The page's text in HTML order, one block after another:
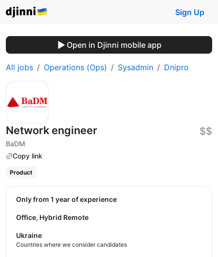
Sign Up
Open in Djinni mobile app
All jobs Operations (Ops) Sysadmin Dnipro
Network engineer
BaDM
Copy link
$$
Product
Only from 1 year of experience
Office, Hybrid Remote
Ukraine
Countries where we consider candidates